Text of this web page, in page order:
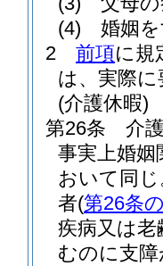
(4)
婚姻
2
前項に規
は、実際
(介護休暇)
第26条
介
事実上婚
おいて同じ
者(第26条
疾病又は
むのに支